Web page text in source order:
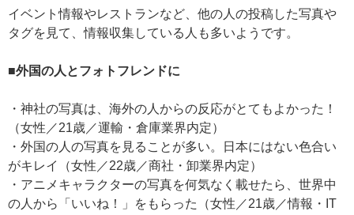
イベント情報やレストランなど、他の人の投稿した写真や
タグを見て、情報収集している人も多いようです。
■外国の人とフォトフレンドに
・神社の写真は、海外の人からの反応がとてもよかった！
（女性／21歳／運輸・倉庫業界内定）
・外国の人の写真を見ることが多い。日本にはない色合い
がキレイ（女性／22歳／商社・卸業界内定）
・アニメキャラクターの写真を何気なく載せたら、世界中
の人から「いいね！」をもらった（女性／21歳／情報・IT